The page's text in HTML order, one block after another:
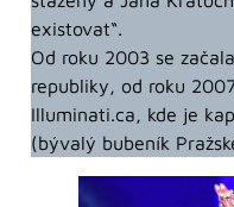
existovat“.
Od roku 2003 se
republiky, od roku
Illuminati.ca, kde je
(bývalý bubeník